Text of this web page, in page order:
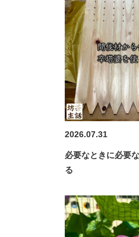
2026.07.31
必要なときに必要
る